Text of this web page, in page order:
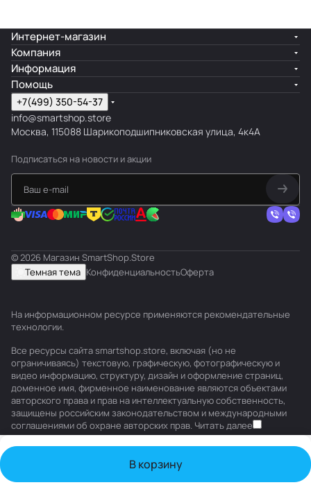
В корзину
Интернет-магазин
Компания
Информация
Помощь
+7(499) 350-54-37
info@smartshop.store
Москва, 115088 Шарикоподшипниковская улица, 4к4А
Подписаться на новости и акции
© 2026 Магазин SmartShop.Store
Темная тема КонфиденциальностьОферта
На информационном ресурсе применяются рекомендательные
технологии.
Все ресурсы сайта smartshop.store, включая (но не
ограничиваясь) текстовую, графическую, фотографическую и
видео информацию, структуру, дизайн и оформление страниц,
доменное имя, фирменное наименование являются объектами
авторского права и прав на интеллектуальную собственность,
защищены российским законодательством и международными
соглашениями об охране авторских прав. Читать далее